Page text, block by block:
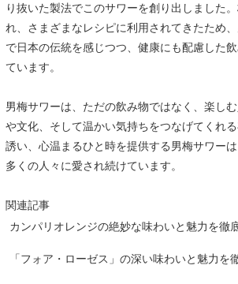
り抜いた製法でこのサワーを創り出しました
れ、さまざまなレシピに利用されてきたため
で日本の伝統を感じつつ、健康にも配慮した
ています。
男梅サワーは、ただの飲み物ではなく、楽し
や文化、そして温かい気持ちをつなげてくれ
誘い、心温まるひと時を提供する男梅サワー
多くの人々に愛され続けています。
関連記事
カンパリオレンジの絶妙な味わいと魅力を徹
「フォア・ローゼス」の深い味わいと魅力を